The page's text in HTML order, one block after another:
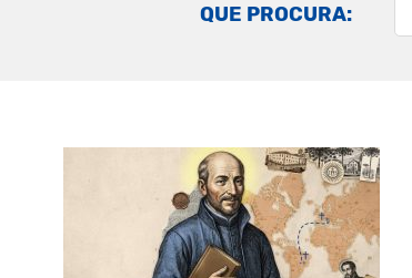
QUE PROCURA: